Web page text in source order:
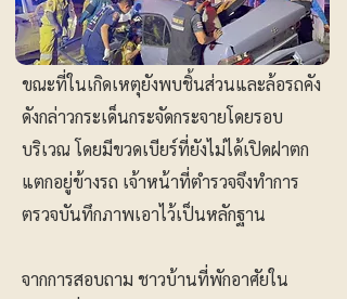
ขณะที่ในเกิดเหตุยังพบชิ้นส่วนและล้อรถคัง
ดังกล่าวกระเด็นกระจัดกระจายโดยรอบ
บริเวณ โดยมีขวดเบียร์ที่ยังไม่ได้เปิดฝาตก
แตกอยู่ข้างรถ เจ้าหน้าที่ตำรวจจึงทำการ
ตรวจบันทึกภาพเอาไว้เป็นหลักฐาน
จากการสอบถาม ชาวบ้านที่พักอาศัยใน